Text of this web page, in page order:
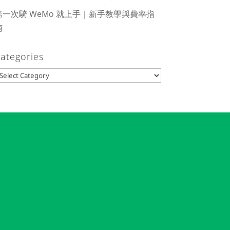
一次騎 WeMo 就上手｜新手教學與費率指